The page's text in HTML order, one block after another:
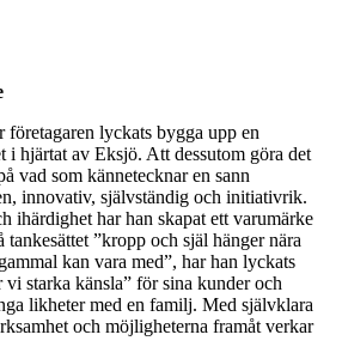
företagaren lyckats bygga upp en
i hjärtat av Eksjö. Att dessutom göra det
vad som kännetecknar en sann
innovativ, självständig och initiativrik.
ihärdighet har han skapat ett varumärke
tankesättet ”kropp och själ hänger nära
kan vara med”, har han lyckats
vi starka känsla” för sina kunder och
likheter med en familj. Med självklara
och möjligheterna framåt verkar